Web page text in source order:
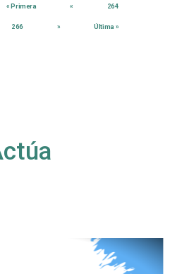
« Primera « 264
266 » Última »